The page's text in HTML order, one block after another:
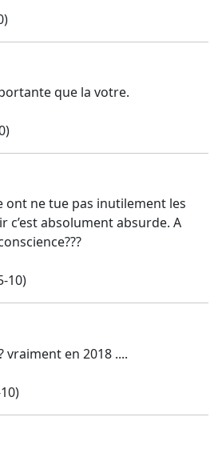
que la votre.
ont ne tue pas inutilement les
c’est absolument absurde. A
10)
vraiment en 2018 ....